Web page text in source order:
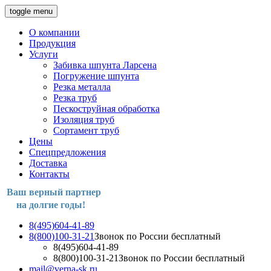
toggle menu
О компании
Продукция
Услуги
Забивка шпунта Ларсена
Погружение шпунта
Резка металла
Резка труб
Пескоструйная обработка
Изоляция труб
Сортамент труб
Цены
Спецпредложения
Доставка
Контакты
Ваш верный партнер
на долгие годы!
8(495)604-41-89
8(800)100-31-21Звонок по России бесплатный
8(495)604-41-89
8(800)100-31-21Звонок по России бесплатный
mail@verna-sk.ru